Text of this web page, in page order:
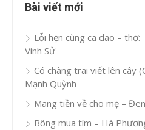
Bài viết mới
Lỗi hẹn cùng ca dao – thơ:
Vinh Sử
Có chàng trai viết lên cây
Mạnh Quỳnh
Mang tiền về cho mẹ – Đen
Bông mua tím – Hà